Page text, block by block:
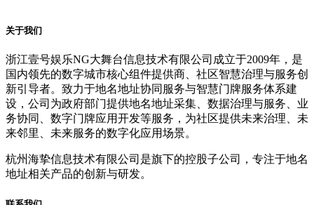
关于我们
浙江壹号娱乐NG大舞台信息技术有限公司成立于2009年，是
国内领先的数字城市核心组件提供商、社区智慧治理与服务创
新引导者。致力于地名地址协同服务与智慧门牌服务体系建
设，公司为政府部门提供地名地址采集、数据治理与服务、业
务协同、数字门牌应用开发等服务，为社区提供未来治理、未
来邻里、未来服务的数字化应用场景。
杭州海挚信息技术有限公司是旗下的控股子公司，专注于地名
地址相关产品的创新与研发。